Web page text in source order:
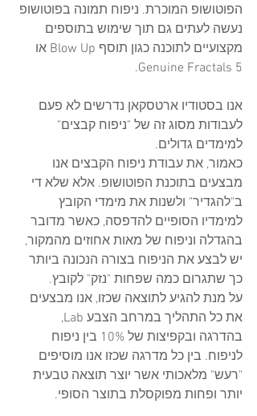
הפוטושופ המוכרת. ניפוח תמונה בפוטושופ
נעשה לעתים גם תוך שימוש בתוספים
מקצועיים לתוכנה כגון תוסף Blow Up או
Genuine Fractals 5.
אנו בסטודיו ארטסקאן נדרשים לא פעם
לעבודות מסוג זה של "ניפוח קבצים"
למימדים גדולים.
כאמור, את עבודת ניפוח הקבצים אנו
מבצעים בתוכנת הפוטושופ. אלא שלא די
ב"להגדיר" ולשנות את מימדי הקובץ
למימדיו הסופיים להדפסה, כאשר מדובר
בהגדלה וניפוח של מאות אחוזים מהמקור,
יש לבצע את הניפוח בצורה הנכונה ביותר
כך שתגרום כמה שפחות "נזק" לקובץ.
על מנת להגיע לתוצאה שכזו, אנו מבצעים
את כל התהליך במרחב הצבע Lab,
בהדרגה ובקפיצות של 10% בין ניפוח
לניפוח. בין כל מדרגה שכזו אנו מוסיפים
"רעש" מלאכותי אשר יוצר תוצאה טבעית
יותר ופחות מפוקסלת בתוצר הסופי.